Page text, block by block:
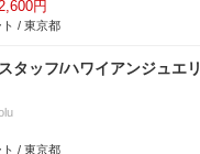
円
/ 東京都
タッフ/ハワイアンジュエリ
/ 東京都